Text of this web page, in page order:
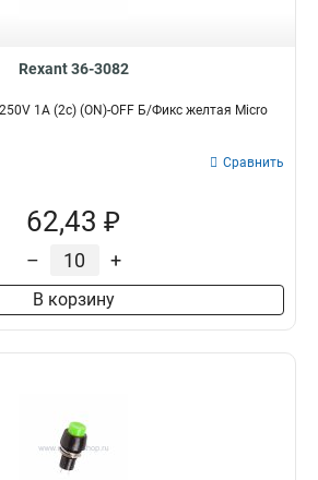
Rexant 36-3082
1А (2с) (ON)-OFF Б/Фикс желтая Micro
Сравнить
62,43 ₽
– +
В корзину